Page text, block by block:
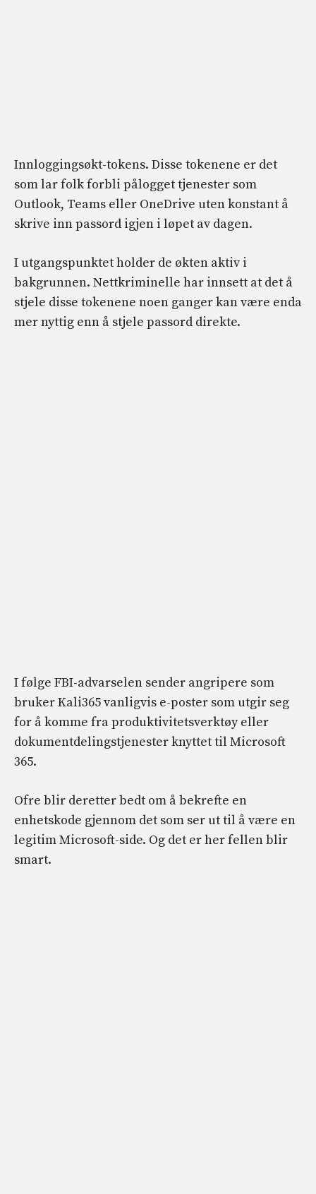
Innloggingsøkt-tokens. Disse tokenene er det
som lar folk forbli pålogget tjenester som
Outlook, Teams eller OneDrive uten konstant å
skrive inn passord igjen i løpet av dagen.
I utgangspunktet holder de økten aktiv i
bakgrunnen. Nettkriminelle har innsett at det å
stjele disse tokenene noen ganger kan være enda
mer nyttig enn å stjele passord direkte.
I følge FBI-advarselen sender angripere som
bruker Kali365 vanligvis e-poster som utgir seg
for å komme fra produktivitetsverktøy eller
dokumentdelingstjenester knyttet til Microsoft
365.
Ofre blir deretter bedt om å bekrefte en
enhetskode gjennom det som ser ut til å være en
legitim Microsoft-side. Og det er her fellen blir
smart.